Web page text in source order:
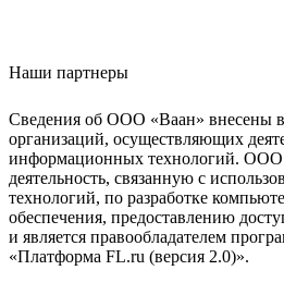
Наши партнеры
Сведения об ООО «Ваан» внесены в
организаций, осуществляющих
информационных технологий. ООО
деятельность, связанную с
технологий, по разработке
обеспечения, предоставлению
и является правообладателем
«Платформа FL.ru (версия 2.0)».